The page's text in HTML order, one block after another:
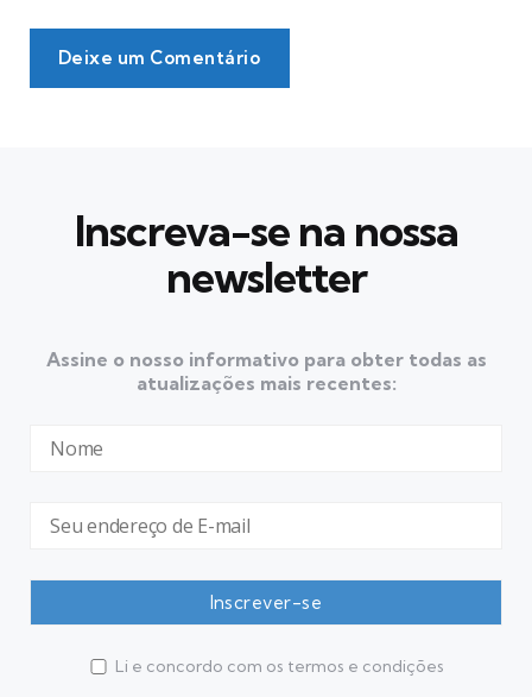
Deixe um Comentário
Inscreva-se na nossa
newsletter
Assine o nosso informativo para obter todas as
atualizações mais recentes:
Li e concordo com os termos e condições